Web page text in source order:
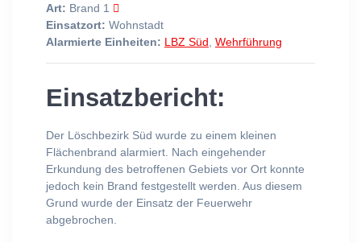
Art: Brand 1
Einsatzort: Wohnstadt
Alarmierte Einheiten: LBZ Süd Wehrführung
Einsatzbericht:
Der Löschbezirk Süd wurde zu einem kleinen
Flächenbrand alarmiert. Nach eingehender
Erkundung des betroffenen Gebiets vor Ort konnte
jedoch kein Brand festgestellt werden. Aus diesem
Grund wurde der Einsatz der Feuerwehr
abgebrochen.